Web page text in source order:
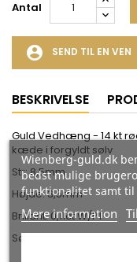
Antal
account_circle SEND TIL EN VEN
BESKRIVELSE
Guld Vedhæng - 14 kt
kæde i forgyldt sølv
Str: 8,5mm
Højde: 3,5mm
Brillant: 0,11ct W/P1
Sølv kæde i længde:
Wienberg-guld.dk
bedst mulige
funktionalitet samt
Mere information